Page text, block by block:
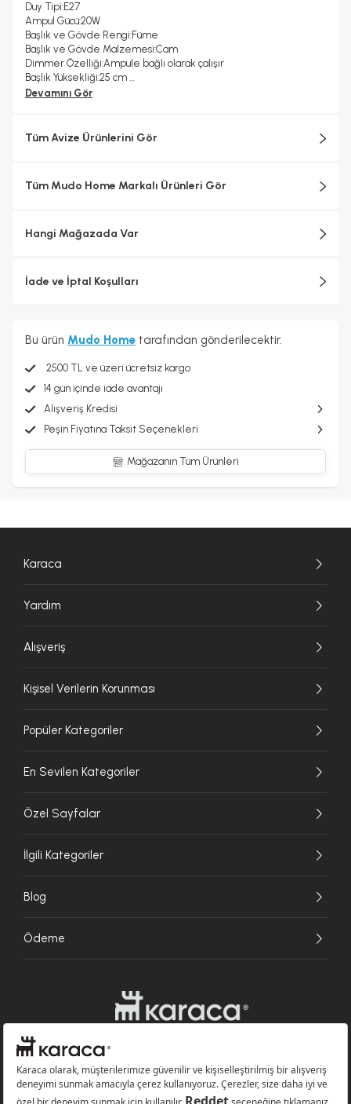
Duy Tipi:E27
Ampul Gücü:20W
Başlık ve Gövde Rengi:Füme
Başlık ve Gövde Malzemesi:Cam
Dimmer Özelliği:Ampule bağlı olarak çalışır
Başlık Yüksekliği:25 cm
Toplam Yükseklik:140 cm%100 Cam
Devamını Gör
Tüm Avize Ürünlerini Gör
Tüm Mudo Home Markalı Ürünleri Gör
Hangi Mağazada Var
İade ve İptal Koşulları
Bu ürün Mudo Home tarafından gönderilecektir.
2500 TL ve üzeri ücretsiz kargo
14 gün içinde iade avantajı
Alışveriş Kredisi
Peşin Fiyatına Taksit Seçenekleri
Mağazanın Tüm Ürünleri
Karaca
Yardım
Alışveriş
Kişisel Verilerin Korunması
Popüler Kategoriler
En Sevilen Kategoriler
Özel Sayfalar
İlgili Kategoriler
Blog
Ödeme